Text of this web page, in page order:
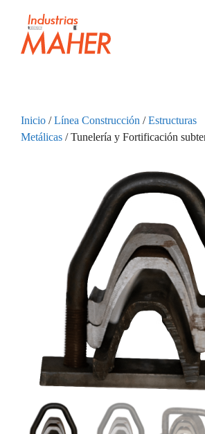
Inicio /Línea Construcción /Estructuras
Metálicas / Tunelería y Fortificación